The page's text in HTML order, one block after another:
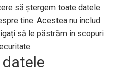
să ștergem toate datele
tine. Acestea nu includ
să le păstrăm în scopuri